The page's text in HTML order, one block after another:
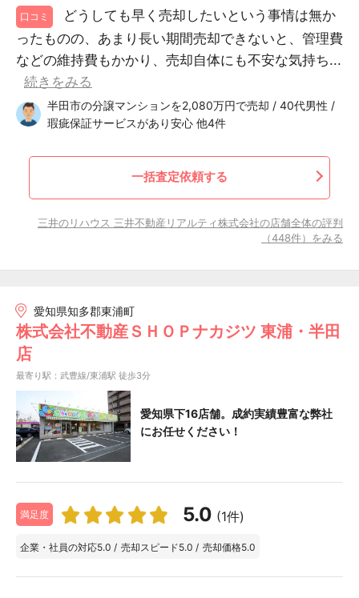
口コミ
どうしても早く売却したいという事情は無か
ったものの、あまり長い期間売却できないと、管理費
などの維持費もかかり、売却自体にも不安な気持ち...
続きをみる
半田市の分譲マンションを2,080万円で売却 / 40代男性 /
瑕疵保証サービスがあり安心 他4件
一括査定依頼する
三井のリハウス 三井不動産リアルティ株式会社の店舗全体の評判
（448件）をみる
愛知県知多郡東浦町
株式会社不動産ＳＨＯＰナカジツ 東浦・半田
店
最寄り駅：武豊線/東浦駅 徒歩3分
愛知県下16店舗。成約実績豊富な弊社
にお任せください！
満足度 5.0 (1件)
企業・社員の対応5.0 / 売却スピード5.0 / 売却価格5.0